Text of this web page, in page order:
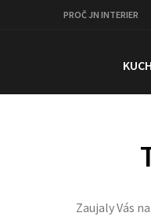
PROČ JN INTERIER
Zaujaly Vás